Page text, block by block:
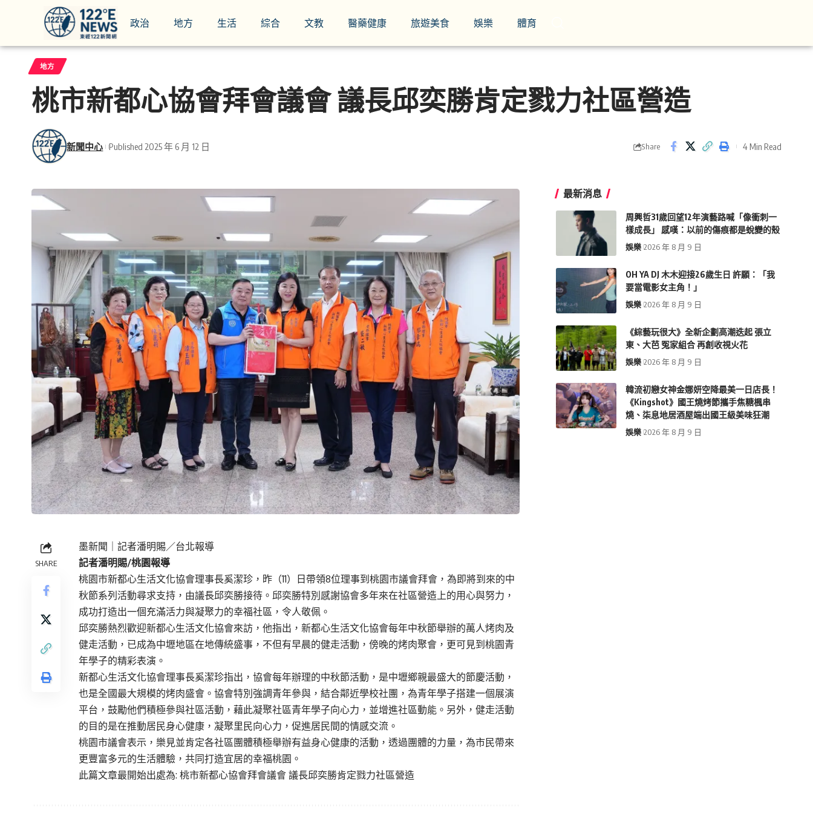
政治 地方 生活 綜合 文教 醫藥健康 旅遊美食 娛樂 體育
地方
桃市新都心協會拜會議會 議長邱奕勝肯定戮力社區營造
新聞中心 Published 2025 年 6 月 12 日 Share 4 Min Read
SHARE
墨新聞 ｜記者潘明賜／台北報導
記者潘明賜/桃園報導
桃園市新都心生活文化協會理事長奚潔珍，昨（11）日帶領8位理事到桃園市議會拜會，為即將到來的中
秋節系列活動尋求支持，由議長邱奕勝接待。邱奕勝特別感謝協會多年來在社區營造上的用心與努力，
成功打造出一個充滿活力與凝聚力的幸福社區，令人敬佩。
邱奕勝熱烈歡迎新都心生活文化協會來訪，他指出，新都心生活文化協會每年中秋節舉辦的萬人烤肉及
健走活動，已成為中壢地區在地傳統盛事，不但有早晨的健走活動，傍晚的烤肉聚會，更可見到桃園青
年學子的精彩表演。
新都心生活文化協會理事長奚潔珍指出，協會每年辦理的中秋節活動，是中壢鄉親最盛大的節慶活動，
也是全國最大規模的烤肉盛會。協會特別強調青年參與，結合鄰近學校社團，為青年學子搭建一個展演
平台，鼓勵他們積極參與社區活動，藉此凝聚社區青年學子向心力，並增進社區動能。另外，健走活動
的目的是在推動居民身心健康，凝聚里民向心力，促進居民間的情感交流。
桃園市議會表示，樂見並肯定各社區團體積極舉辦有益身心健康的活動，透過團體的力量，為市民帶來
更豐富多元的生活體驗，共同打造宜居的幸福桃園。
此篇文章最開始出處為: 桃市新都心協會拜會議會 議長邱奕勝肯定戮力社區營造
最新消息
周興哲31歲回望12年演藝路喊「像衝刺一
樣成長」 感嘆：以前的傷痕都是蛻變的殼
娛樂 2026 年 8 月 9 日
OH YA DJ 木木迎接26歲生日 許願：「我
要當電影女主角！」
娛樂 2026 年 8 月 9 日
《綜藝玩很大》全新企劃高潮迭起 張立
東、大芭 冤家組合 再創收視火花
娛樂 2026 年 8 月 9 日
韓流初戀女神金娜妍空降最美一日店長！
《Kingshot》國王燒烤節攜手焦糖楓串
燒、柒息地居酒屋端出國王級美味狂潮
娛樂 2026 年 8 月 9 日